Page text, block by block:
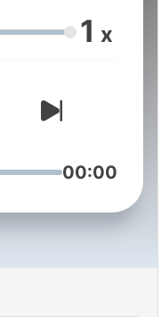
1 x
00:00